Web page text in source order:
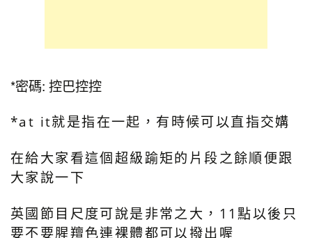
*密碼: 控巴控控
*at it就是指在一起，有時候可以直指交媾
在給大家看這個超級踰矩的片段之餘順便跟
大家說一下
英國節目尺度可說是非常之大，11點以後只
要不要腥羶色連裸體都可以撥出喔